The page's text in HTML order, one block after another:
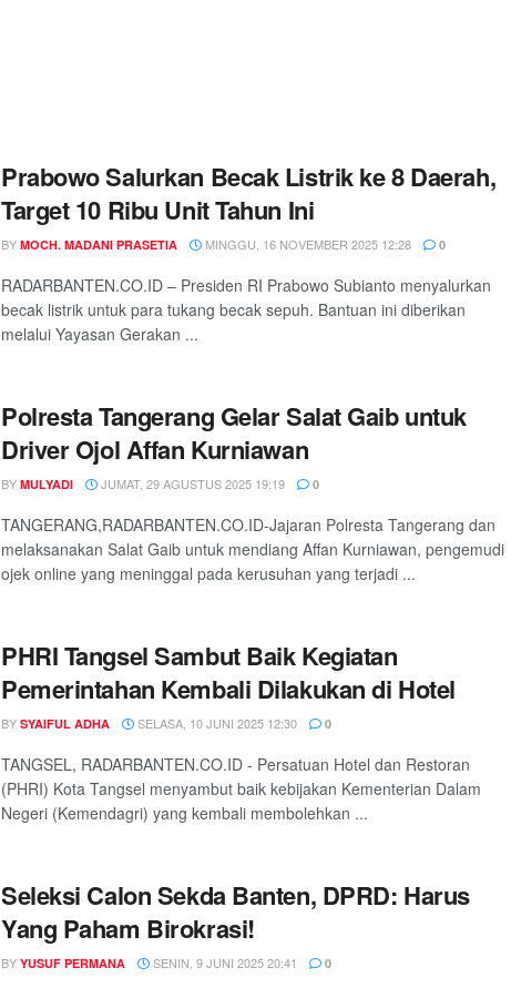
Prabowo Salurkan Becak Listrik ke 8 Daerah,
Target 10 Ribu Unit Tahun Ini
BY MOCH. MADANI PRASETIA MINGGU, 16 NOVEMBER 2025 12:28 0
RADARBANTEN.CO.ID – Presiden RI Prabowo Subianto menyalurkan
becak listrik untuk para tukang becak sepuh. Bantuan ini diberikan
melalui Yayasan Gerakan ...
Polresta Tangerang Gelar Salat Gaib untuk
Driver Ojol Affan Kurniawan
BY MULYADI JUMAT, 29 AGUSTUS 2025 19:19 0
TANGERANG,RADARBANTEN.CO.ID-Jajaran Polresta Tangerang dan
melaksanakan Salat Gaib untuk mendiang Affan Kurniawan, pengemudi
ojek online yang meninggal pada kerusuhan yang terjadi ...
PHRI Tangsel Sambut Baik Kegiatan
Pemerintahan Kembali Dilakukan di Hotel
BY SYAIFUL ADHA SELASA, 10 JUNI 2025 12:30 0
TANGSEL, RADARBANTEN.CO.ID - Persatuan Hotel dan Restoran
(PHRI) Kota Tangsel menyambut baik kebijakan Kementerian Dalam
Negeri (Kemendagri) yang kembali membolehkan ...
Seleksi Calon Sekda Banten, DPRD: Harus
Yang Paham Birokrasi!
BY YUSUF PERMANA SENIN, 9 JUNI 2025 20:41 0